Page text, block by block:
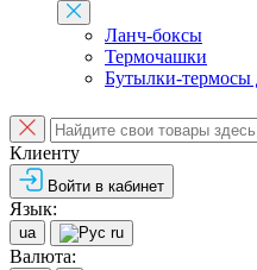
Ланч-боксы
Термочашки
Бутылки-термосы
Клиенту
Войти в кабинет
Язык:
ua ru
Валюта: